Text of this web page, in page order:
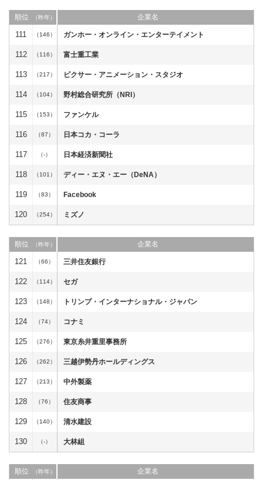
順位 （昨年） 企業名
111 （146） ガンホー・オンライン・エンターテイメント
112 （116） 富士重工業
113 （217） ピクサー・アニメーション・スタジオ
114 （104） 野村総合研究所（NRI）
115 （153） ファンケル
116 （87） 日本コカ・コーラ
117 （-） 日本経済新聞社
118 （101） ディー・エヌ・エー（DeNA）
119 （83） Facebook
120 （254） ミズノ
順位 （昨年） 企業名
121 （66） 三井住友銀行
122 （114） セガ
123 （148） トリンプ・インターナショナル・ジャパン
124 （74） コナミ
125 （276） 東京糸井重里事務所
126 （262） 三越伊勢丹ホールディングス
127 （213） 中外製薬
128 （76） 住友商事
129 （140） 清水建設
130 （-） 大林組
順位 （昨年） 企業名